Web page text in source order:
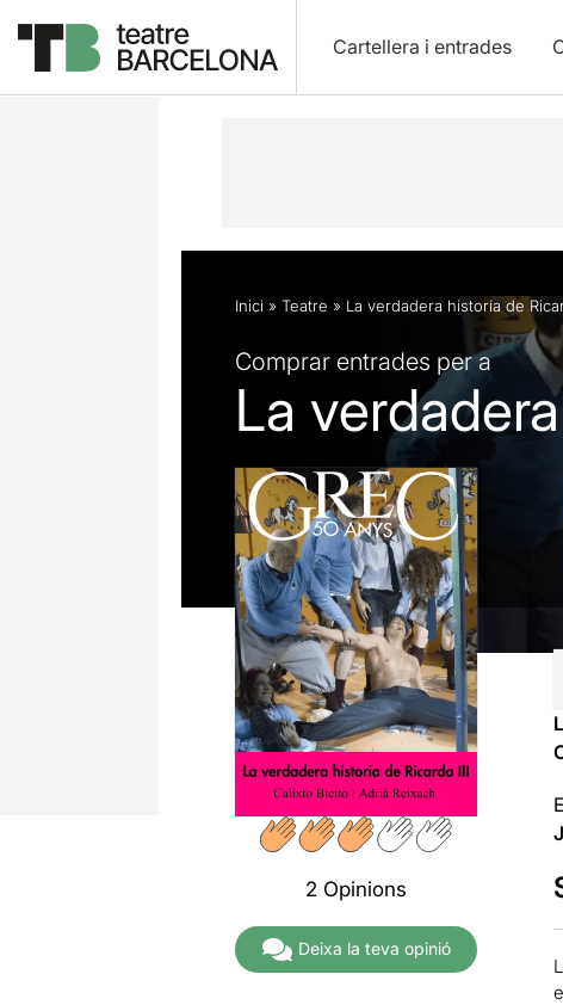
Cartellera i entrades
Descripció Fitxa artística Fotos i
Inici » Teatre » La verdadera historia de
Comprar entrades per a
La
2 Opinions
Deixa la teva opinió